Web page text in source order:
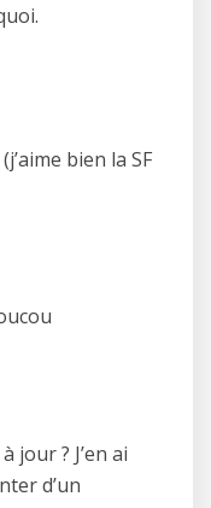
bien la SF
jour ? J’en ai
d’un